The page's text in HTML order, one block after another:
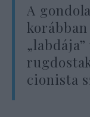
A
cionista